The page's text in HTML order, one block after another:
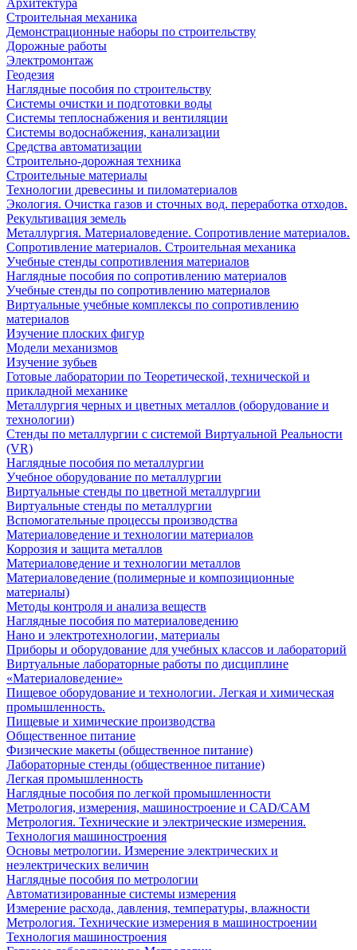
Архитектура
Cтроительная механика
Демонстрационные наборы по строительству
Дорожные работы
Электромонтаж
Геодезия
Наглядные пособия по строительству
Системы очистки и подготовки воды
Системы теплоснабжения и вентиляции
Системы водоснабжения, канализации
Средства автоматизации
Строительно-дорожная техника
Строительные материалы
Технологии древесины и пиломатериалов
Экология. Очистка газов и сточных вод. переработка отходов.
Рекультивация земель
Металлургия. Материаловедение. Сопротивление материалов.
Сопротивление материалов. Строительная механика
Учебные стенды сопротивления материалов
Наглядные пособия по сопротивлению материалов
Учебные стенды по сопротивлению материалов
Виртуальные учебные комплексы по сопротивлению
материалов
Изучение плоских фигур
Модели механизмов
Изучение зубьев
Готовые лаборатории по Теоретической, технической и
прикладной механике
Металлургия черных и цветных металлов (оборудование и
технологии)
Cтенды по металлургии с системой Виртуальной Реальности
(VR)
Наглядные пособия по металлургии
Учебное оборудование по металлургии
Виртуальные стенды по цветной металлургии
Виртуальные стенды по металлургии
Вспомогательные процессы производства
Материаловедение и технологии материалов
Коррозия и защита металлов
Материаловедение и технологии металлов
Материаловедение (полимерные и композиционные
материалы)
Методы контроля и анализа веществ
Наглядные пособия по материаловедению
Нано и электротехнологии, материалы
Приборы и оборудование для учебных классов и лабораторий
Виртуальные лабораторные работы по дисциплине
«Материаловедение»
Пищевое оборудование и технологии. Легкая и химическая
промышленность.
Пищевые и химические производства
Общественное питание
Физические макеты (общественное питание)
Лабораторные стенды (общественное питание)
Легкая промышленность
Наглядные пособия по легкой промышленности
Метрология, измерения, машиностроение и CAD/CAM
Метрология. Технические и электрические измерения.
Технология машиностроения
Основы метрологии. Измерение электрических и
неэлектрических величин
Наглядные пособия по метрологии
Автоматизированные системы измерения
Измерение расхода, давления, температуры, влажности
Метрология. Технические измерения в машиностроении
Технология машиностроения